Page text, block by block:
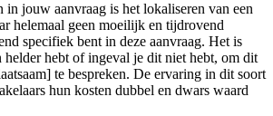
in jouw aanvraag is het lokaliseren van een
helemaal geen moeilijk en tijdrovend
specifiek bent in deze aanvraag. Het is
helder hebt of ingeval je dit niet hebt, om dit
te bespreken. De ervaring in dit soort
hun kosten dubbel en dwars waard